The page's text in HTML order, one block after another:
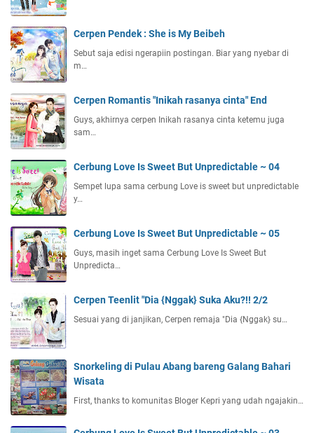
Cerpen Pendek : She is My Beibeh
Sebut saja edisi ngerapiin postingan. Biar yang nyebar di
m…
Cerpen Romantis "Inikah rasanya cinta" End
Guys, akhirnya cerpen Inikah rasanya cinta ketemu juga
sam…
Cerbung Love Is Sweet But Unpredictable ~ 04
Sempet lupa sama cerbung Love is sweet but unpredictable
y…
Cerbung Love Is Sweet But Unpredictable ~ 05
Guys, masih inget sama Cerbung Love Is Sweet But
Unpredicta…
Cerpen Teenlit "Dia {Nggak} Suka Aku?!! 2/2
Sesuai yang di janjikan, Cerpen remaja "Dia {Nggak} su…
Snorkeling di Pulau Abang bareng Galang Bahari
Wisata
First, thanks to komunitas Bloger Kepri yang udah ngajakin…